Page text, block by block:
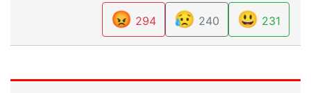
231
😃
240
😥
294
😡